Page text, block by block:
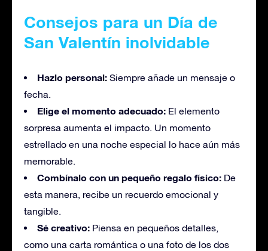
Consejos para un Día de
San Valentín inolvidable
Hazlo personal: Siempre añade un mensaje o
fecha.
Elige el momento adecuado: El elemento
sorpresa aumenta el impacto. Un momento
estrellado en una noche especial lo hace aún más
memorable.
Combínalo con un pequeño regalo físico: De
esta manera, recibe un recuerdo emocional y
tangible.
Sé creativo: Piensa en pequeños detalles,
como una carta romántica o una foto de los dos